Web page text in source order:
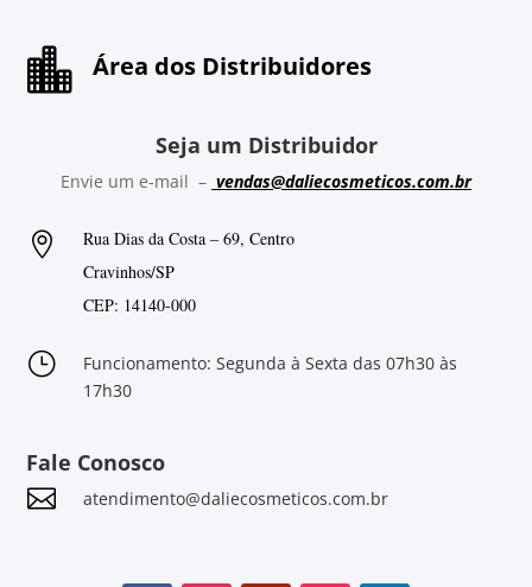
 Área dos Distribuidores
Seja um Distribuidor
Envie um e-mail – vendas@daliecosmeticos.com.br

Rua Dias da Costa – 69, Centro
Cravinhos/SP
CEP: 14140-000
}
Funcionamento: Segunda à Sexta das 07h30 às
17h30
Fale Conosco
 atendimento@daliecosmeticos.com.br